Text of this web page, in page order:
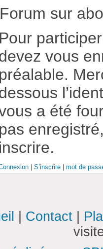
Forum sur
Pour
vous
préalable.
a été
pas
inscrire.
|S’inscrire |mot de
Contact